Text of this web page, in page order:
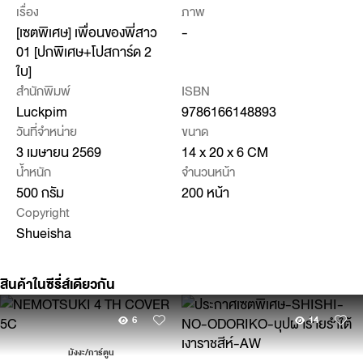
เรื่อง
[เซตพิเศษ] เพื่อนของพี่สาว
01 [ปกพิเศษ+โปสการ์ด 2
ใบ]
ภาพ
-
สำนักพิมพ์
Luckpim
ISBN
9786166148893
วันที่จำหน่าย
3 เมษายน 2569
ขนาด
14 x 20 x 6 CM
น้ำหนัก
500 กรัม
จำนวนหน้า
200 หน้า
Copyright
Shueisha
สินค้าในซีรี่ส์เดียวกัน
6
มังงะ/การ์ตูน
14